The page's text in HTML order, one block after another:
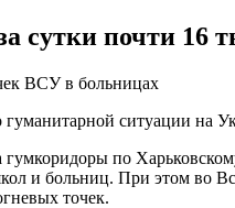
сутки почти
ВСУ в больницах
ситуации на
гумкоридоры по
и больниц. При этом во
точек.